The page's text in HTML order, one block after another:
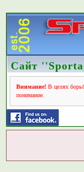
Сайт
Внимание!В целях
понимание.